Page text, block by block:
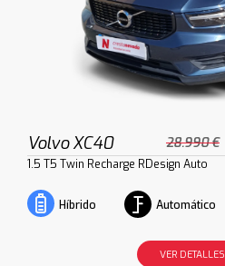
Volvo XC40 28.990 €
1.5 T5 Twin Recharge RDesign Auto
Híbrido Automático
VER DETALLES